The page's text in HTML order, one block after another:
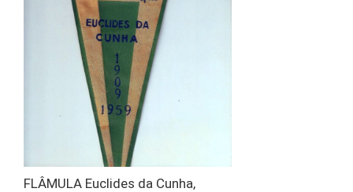
FLÂMULA Euclides da Cunha,